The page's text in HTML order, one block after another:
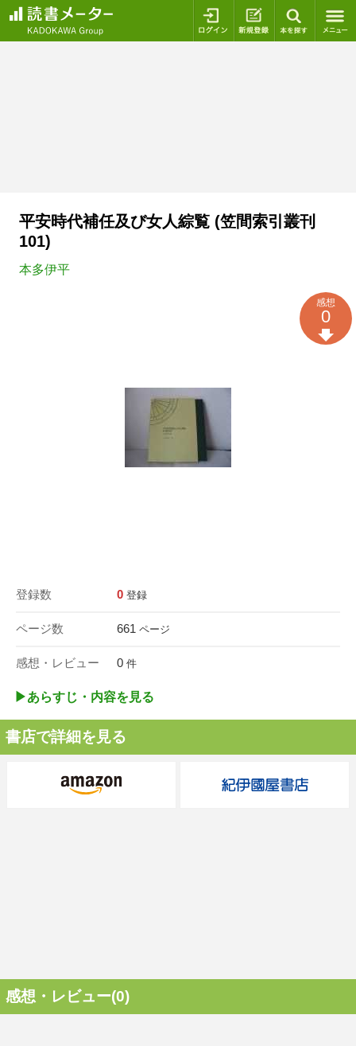
ログイン 新規登録
平安時代補任及び女人綜覧 (笠間索引叢刊
101)
本多伊平
登録数 0 登録
ページ数 661 ページ
感想・レビュー 0 件
感想
0
▶︎あらすじ・内容を見る
書店で詳細を見る
感想・レビュー(0)